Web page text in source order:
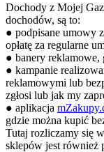
Dochody z Mojej
dochodów, są to:
● podpisane umowy
opłatę za regularne
● banery
● kampanie
reklamowymi lub
zgłosi lub jak my
● aplikacja
gdzie można kupić
Tutaj rozliczamy się
sklepów jest również